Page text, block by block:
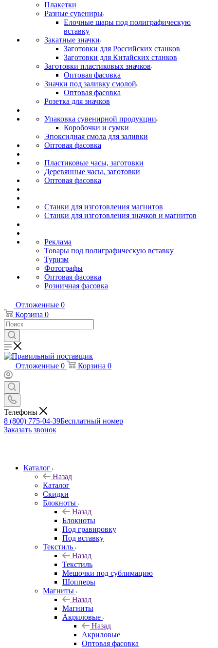
Плакетки
Разные сувениры
Елочные шары под полиграфическую
вставку
Закатные значки
Заготовки для Российских станков
Заготовки для Китайских станков
Заготовки пластиковых значков
Оптовая фасовка
Значки под заливку смолой
Оптовая фасовка
Розетка для значков
Упаковка сувенирной продукции
Коробочки и сумки
Эпоксидная смола для заливки
Оптовая фасовка
Пластиковые часы, заготовки
Деревянные часы, заготовки
Оптовая фасовка
Станки для изготовления магнитов
Станки для изготовления значков и магнитов
Реклама
Товары под полиграфическую вставку
Туризм
Фотографы
Оптовая фасовка
Розничная фасовка
Отложенные 0
Корзина 0
Отложенные 0 Корзина 0
Телефоны
8 (800) 775-04-39Бесплатный номер
Заказать звонок
Каталог
Назад
Каталог
Скидки
Блокноты
Назад
Блокноты
Под гравировку
Под вставку
Текстиль
Назад
Текстиль
Мешочки под сублимацию
Шопперы
Магниты
Назад
Магниты
Акриловые
Назад
Акриловые
Оптовая фасовка